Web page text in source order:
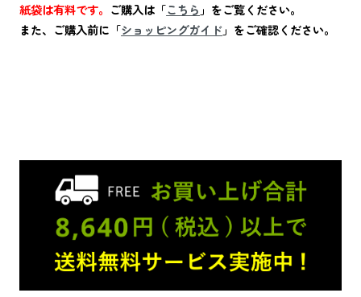
紙袋は有料です。 ご購入は「こちら 」をご覧ください。
また、ご購入前に「ショッピングガイド 」をご確認ください。